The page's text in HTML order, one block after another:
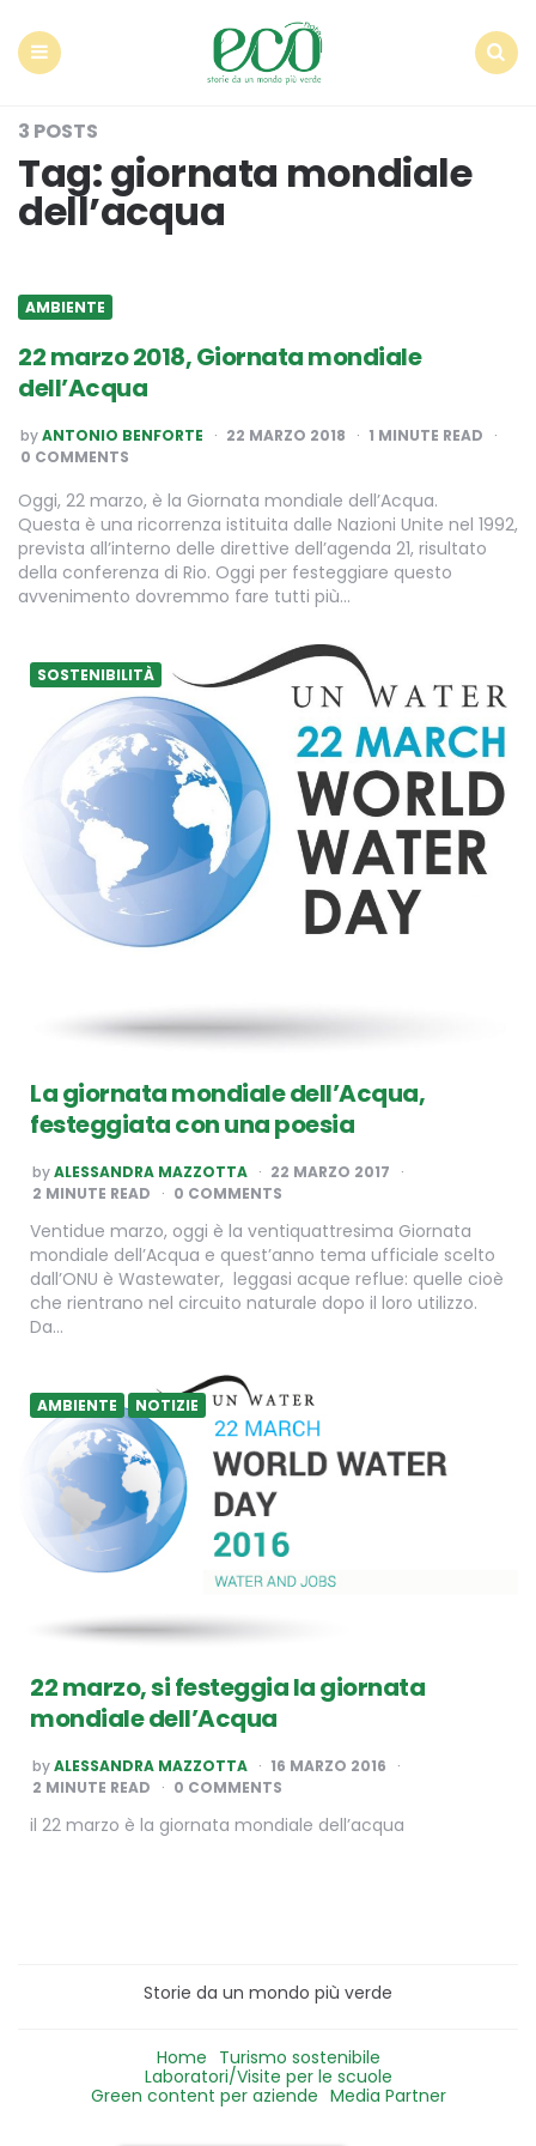
3 POSTS
Tag:giornata mondiale
dell’acqua
AMBIENTE
22 marzo 2018, Giornata mondiale
dell’Acqua
POSTED
BY
byANTONIO BENFORTE 22 MARZO 2018 1 MINUTE READ
0 COMMENTS
Oggi, 22 marzo, è la Giornata mondiale dell’Acqua.
Questa è una ricorrenza istituita dalle Nazioni Unite nel 1992,
prevista all’interno delle direttive dell’agenda 21, risultato
della conferenza di Rio. Oggi per festeggiare questo
avvenimento dovremmo fare tutti più…
SOSTENIBILITÀ
La giornata mondiale dell’Acqua,
festeggiata con una poesia
POSTED
BY
byALESSANDRA MAZZOTTA
22 MARZO 2017
2 MINUTE READ 0 COMMENTS
Ventidue marzo, oggi è la ventiquattresima Giornata
mondiale dell’Acqua e quest’anno tema ufficiale scelto
dall’ONU è Wastewater, leggasi acque reflue: quelle cioè
che rientrano nel circuito naturale dopo il loro utilizzo.
Da…
AMBIENTE NOTIZIE
22 marzo, si festeggia la giornata
mondiale dell’Acqua
POSTED
BY
byALESSANDRA MAZZOTTA
16 MARZO 2016
2 MINUTE READ 0 COMMENTS
il 22 marzo è la giornata mondiale dell’acqua
Storie da un mondo più verde
Home Turismo sostenibile
Laboratori/Visite per le scuole
Green content per aziende Media Partner